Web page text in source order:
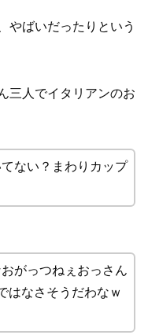
やばいだったりという
三人でイタリアンのお
ない？まわりカップ
がっつねぇおっさん
はなさそうだわなｗ